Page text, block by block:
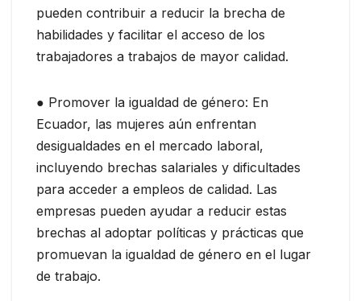
pueden contribuir a reducir la brecha de
habilidades y facilitar el acceso de los
trabajadores a trabajos de mayor calidad.
● Promover la igualdad de género: En
Ecuador, las mujeres aún enfrentan
desigualdades en el mercado laboral,
incluyendo brechas salariales y dificultades
para acceder a empleos de calidad. Las
empresas pueden ayudar a reducir estas
brechas al adoptar políticas y prácticas que
promuevan la igualdad de género en el lugar
de trabajo.